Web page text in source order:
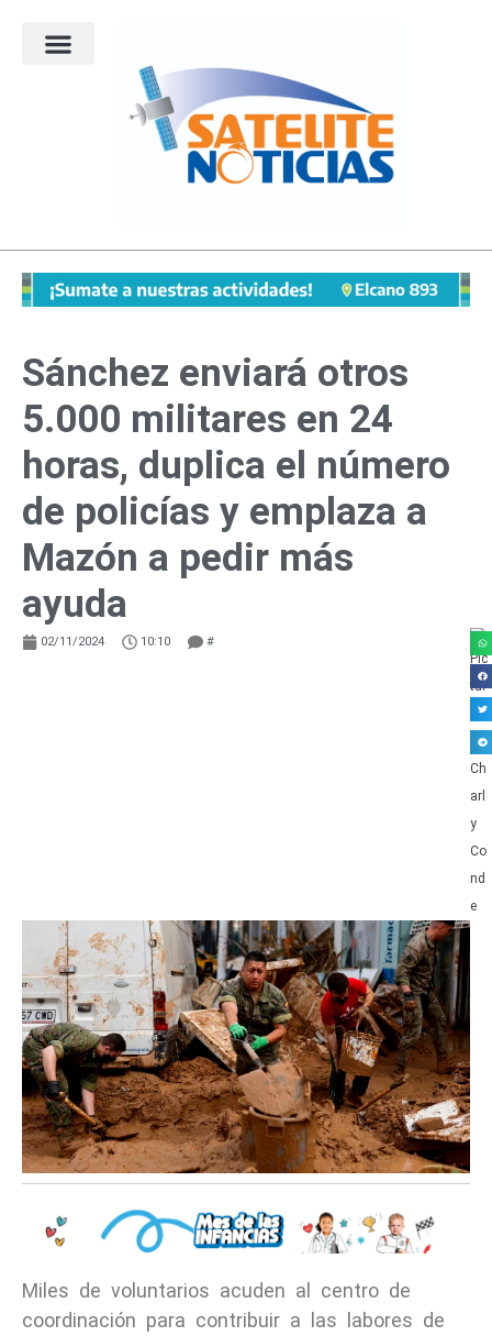
Sánchez enviará otros
5.000 militares en 24
horas, duplica el número
de policías y emplaza a
Mazón a pedir más
ayuda
02/11/2024 10:10 #
Miles de voluntarios acuden al centro de
coordinación para contribuir a las labores de